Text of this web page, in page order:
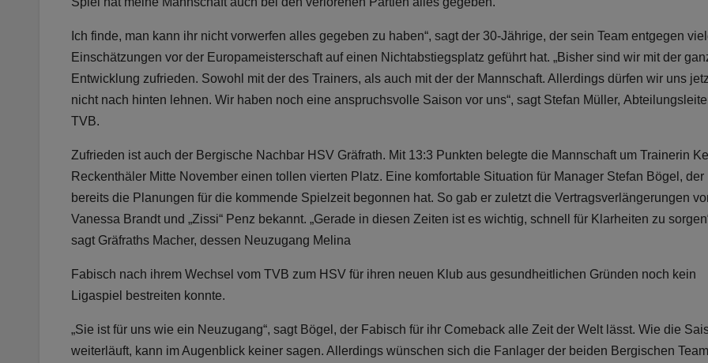
Ich finde, man kann ihr nicht vorwerfen alles gegeben zu haben“, sagt der 30-Jährige, der sein Team entgegen
Einschätzungen vor der Europameisterschaft auf einen Nichtabstiegsplatz geführt hat. „Bisher sind wir mit der
Entwicklung zufrieden. Sowohl mit der des Trainers, als auch mit der der Mannschaft. Allerdings dürfen wir uns
nicht nach hinten lehnen. Wir haben noch eine anspruchsvolle Saison vor uns“, sagt Stefan Müller,
TVB.
Zufrieden ist auch der Bergische Nachbar HSV Gräfrath. Mit 13:3 Punkten belegte die Mannschaft um Trainerin
Reckenthäler Mitte November einen tollen vierten Platz. Eine komfortable Situation für Manager Stefan Bögel, der
bereits die Planungen für die kommende Spielzeit begonnen hat. So gab er zuletzt die Vertragsverlängerungen
Vanessa Brandt und „Zissi“ Penz bekannt. „Gerade in diesen Zeiten ist es wichtig, schnell für Klarheiten zu
sagt Gräfraths Macher, dessen Neuzugang Melina
Fabisch nach ihrem Wechsel vom TVB zum HSV für ihren neuen Klub aus gesundheitlichen Gründen noch kein
Ligaspiel bestreiten konnte.
„Sie ist für uns wie ein Neuzugang“, sagt Bögel, der Fabisch für ihr Comeback alle Zeit der Welt lässt. Wie die
weiterläuft, kann im Augenblick keiner sagen. Allerdings wünschen sich die Fanlager der beiden Bergischen